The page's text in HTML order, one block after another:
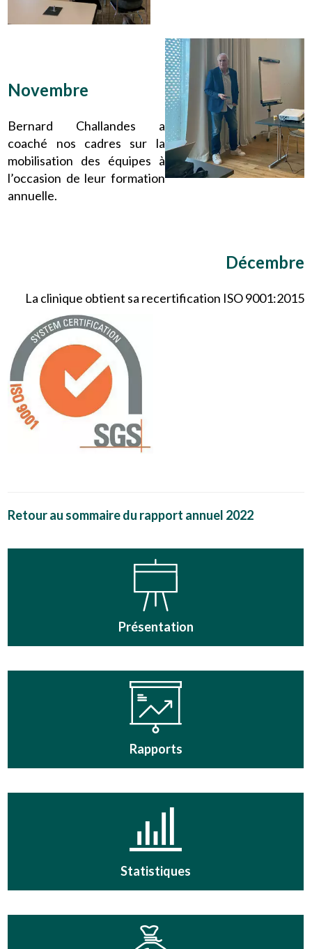
Novembre
Bernard Challandes a
coaché nos cadres sur la
mobilisation des équipes à
l’occasion de leur formation
annuelle.
Décembre
La clinique obtient sa recertification ISO 9001:2015
Retour au sommaire du rapport annuel 2022
Présentation
Rapports
Statistiques